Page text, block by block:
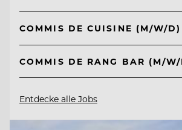
COMMIS DE CUISINE (M/W/D)
COMMIS DE RANG BAR (M/
Entdecke alle Jobs